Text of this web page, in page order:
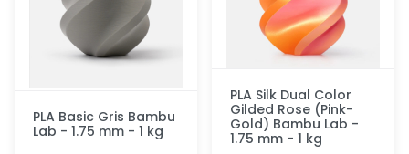
PLA Basic Gris Bambu
Lab - 1.75 mm - 1 kg
PLA Silk Dual Color
Gilded Rose (Pink-
Gold) Bambu Lab -
1.75 mm - 1 kg